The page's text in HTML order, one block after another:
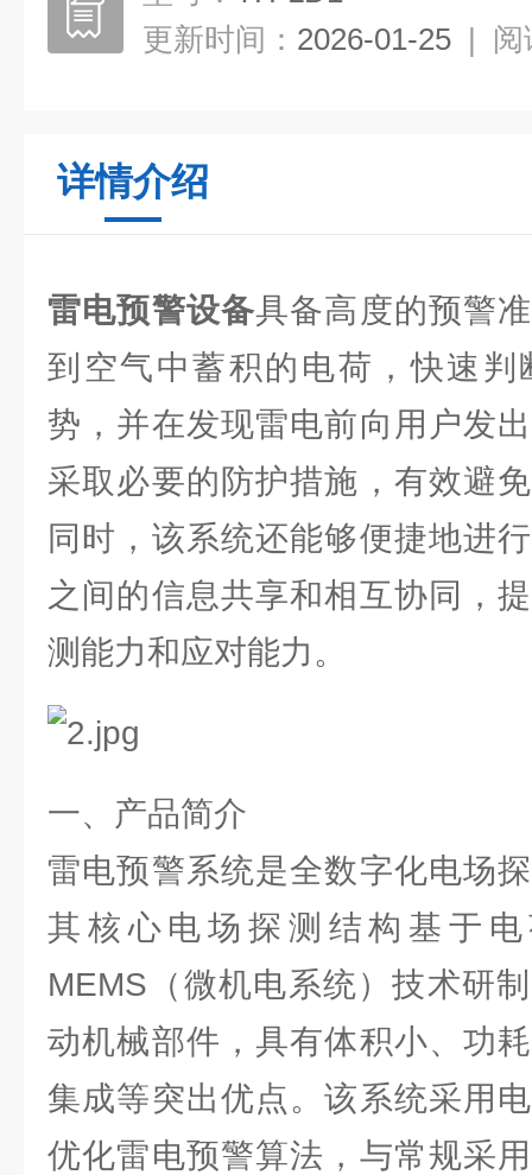
更新时间： 2026-01-25 | 阅
详情介绍
雷电预警设备具备高度的预警
到空气中蓄积的电荷，快速判
势，并在发现雷电前向用户发
采取必要的防护措施，有效避
同时，该系统还能够便捷地进
之间的信息共享和相互协同，
测能力和应对能力。
一、产品简介
雷电预警系统是全数字化电场
其核心电场探测结构基于
MEMS（微机电系统）技术研
动机械部件，具有体积小、功
集成等突出优点。该系统采用
优化雷电预警算法，与常规采